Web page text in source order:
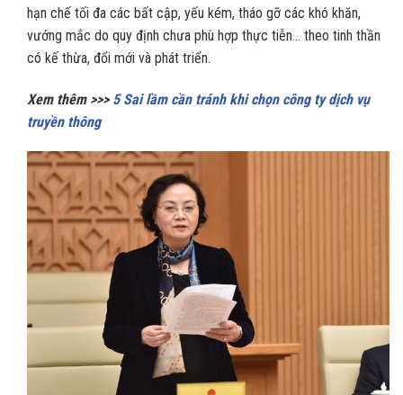
hạn chế tối đa các bất cập, yếu kém, tháo gỡ các khó khăn,
vướng mắc do quy định chưa phù hợp thực tiễn… theo tinh thần
có kế thừa, đổi mới và phát triển.
Xem thêm >>> 5 Sai lầm cần tránh khi chọn công ty dịch vụ
truyền thông